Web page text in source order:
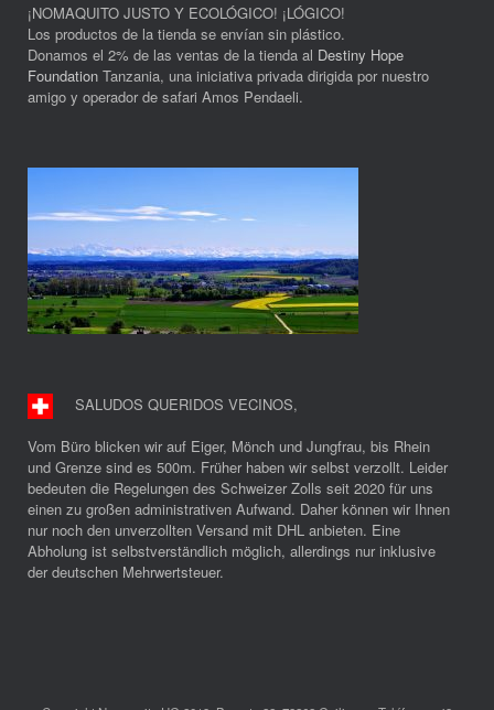
¡NOMAQUITO JUSTO Y ECOLÓGICO! ¡LÓGICO!
Los productos de la tienda se envían sin plástico.
Donamos el 2% de las ventas de la tienda al Destiny Hope
Foundation Tanzania, una iniciativa privada dirigida por nuestro
amigo y operador de safari Amos Pendaeli.
SALUDOS QUERIDOS VECINOS,
Vom Büro blicken wir auf Eiger, Mönch und Jungfrau, bis Rhein
und Grenze sind es 500m. Früher haben wir selbst verzollt. Leider
bedeuten die Regelungen des Schweizer Zolls seit 2020 für uns
einen zu großen administrativen Aufwand. Daher können wir Ihnen
nur noch den unverzollten Versand mit DHL anbieten. Eine
Abholung ist selbstverständlich möglich, allerdings nur inklusive
der deutschen Mehrwertsteuer.